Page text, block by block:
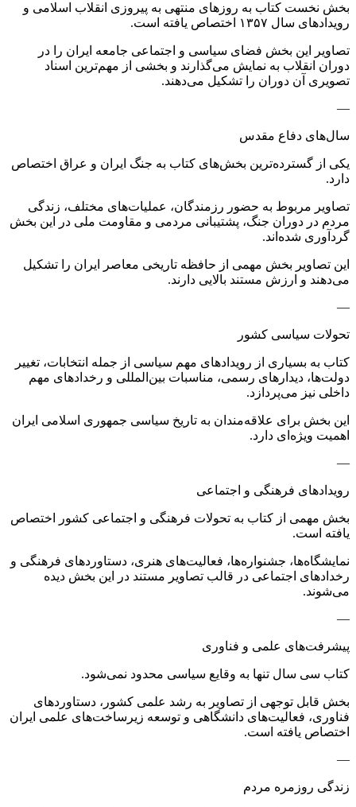
بخش نخست کتاب به روزهای منتهی به پیروزی انقلاب اسلامی و
رویدادهای سال ۱۳۵۷ اختصاص یافته است.
تصاویر این بخش فضای سیاسی و اجتماعی جامعه ایران را در
دوران انقلاب به نمایش می‌گذارند و بخشی از مهم‌ترین اسناد
تصویری آن دوران را تشکیل می‌دهند.
—
سال‌های دفاع مقدس
یکی از گسترده‌ترین بخش‌های کتاب به جنگ ایران و عراق اختصاص
دارد.
تصاویر مربوط به حضور رزمندگان، عملیات‌های مختلف، زندگی
مردم در دوران جنگ، پشتیبانی مردمی و مقاومت ملی در این بخش
گردآوری شده‌اند.
این تصاویر بخش مهمی از حافظه تاریخی معاصر ایران را تشکیل
می‌دهند و ارزش مستند بالایی دارند.
—
تحولات سیاسی کشور
کتاب به بسیاری از رویدادهای مهم سیاسی از جمله انتخابات، تغییر
دولت‌ها، دیدارهای رسمی، مناسبات بین‌المللی و رخدادهای مهم
داخلی نیز می‌پردازد.
این بخش برای علاقه‌مندان به تاریخ سیاسی جمهوری اسلامی ایران
اهمیت ویژه‌ای دارد.
—
رویدادهای فرهنگی و اجتماعی
بخش مهمی از کتاب به تحولات فرهنگی و اجتماعی کشور اختصاص
یافته است.
نمایشگاه‌ها، جشنواره‌ها، فعالیت‌های هنری، دستاوردهای فرهنگی و
رخدادهای اجتماعی در قالب تصاویر مستند در این بخش دیده
می‌شوند.
—
پیشرفت‌های علمی و فناوری
کتاب سی سال تنها به وقایع سیاسی محدود نمی‌شود.
بخش قابل توجهی از تصاویر به رشد علمی کشور، دستاوردهای
فناوری، فعالیت‌های دانشگاهی و توسعه زیرساخت‌های علمی ایران
اختصاص یافته است.
—
زندگی روزمره مردم